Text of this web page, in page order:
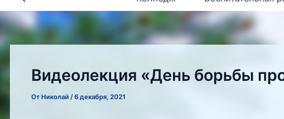
Видеолекция «День борьбы
От Николай /6 декабря, 2021